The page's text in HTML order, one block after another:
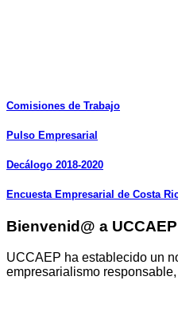
Comisiones de Trabajo
Pulso Empresarial
Decálogo 2018-2020
Encuesta Empresarial de Costa
Bienvenid@ a UCCAEP
UCCAEP ha establecido un
empresarialismo